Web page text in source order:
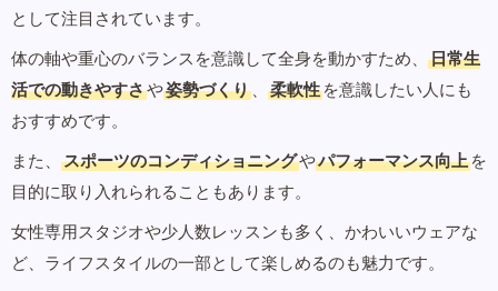
として注目されています。
体の軸や重心のバランスを意識して全身を動かすため、
日常生
活での動きやすさや姿勢づくり 、 柔軟性 を意識したい人にも
おすすめです。
また、
スポーツのコンディショニングやパフォーマンス向上 を
目的に取り入れられることもあります。
女性専用スタジオや少人数レッスンも多く、かわいいウェアな
ど、ライフスタイルの一部として楽しめるのも魅力です。